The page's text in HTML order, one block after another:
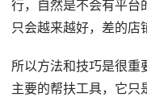
行，自然是不会有平台
只会越来越好，差的店
所以方法和技巧是很重
主要的帮扶工具，它只